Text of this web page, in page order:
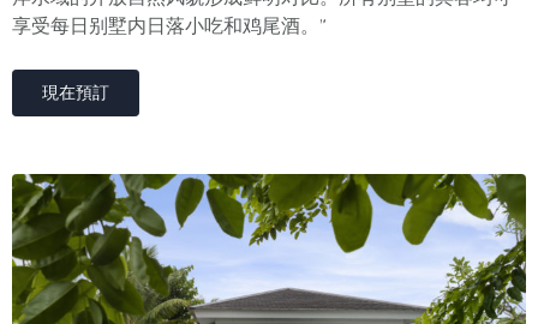
享受每日别墅内日落小吃和鸡尾酒。”
現在預訂